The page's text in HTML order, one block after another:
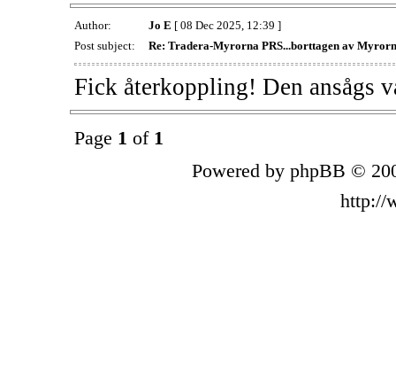
Author: Jo E [ 08 Dec 2025, 12:39 ]
Post subject:
Re: Tradera-Myrorna PRS...borttagen av
Fick återkoppling! Den ansågs
Page 1 of 1
Powered by phpBB ©
http://